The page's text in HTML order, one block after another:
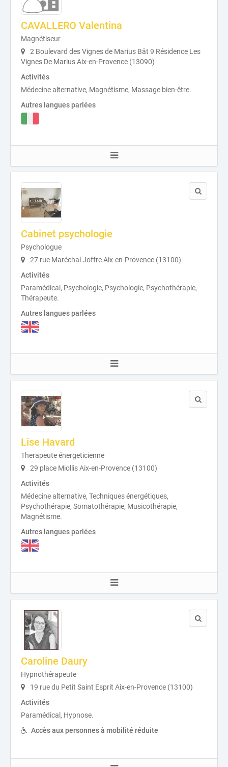
CAVALLERO Valentina
Magnétiseur
2 Boulevard des Vignes de Marius Bât 9 Résidence Les
Vignes De Marius Aix-en-Provence (13090)
Activités
Médecine alternative, Magnétisme, Massage bien-être.
Autres langues parlées
Cabinet psychologie
Psychologue
27 rue Maréchal Joffre Aix-en-Provence (13100)
Activités
Paramédical, Psychologie, Psychologie, Psychothérapie,
Thérapeute.
Autres langues parlées
Lise Havard
Therapeute énergeticienne
29 place Miollis Aix-en-Provence (13100)
Activités
Médecine alternative, Techniques énergétiques,
Psychothérapie, Somatothérapie, Musicothérapie,
Magnétisme.
Autres langues parlées
Caroline Daury
Hypnothérapeute
19 rue du Petit Saint Esprit Aix-en-Provence (13100)
Activités
Paramédical, Hypnose.
Accès aux personnes à mobilité réduite